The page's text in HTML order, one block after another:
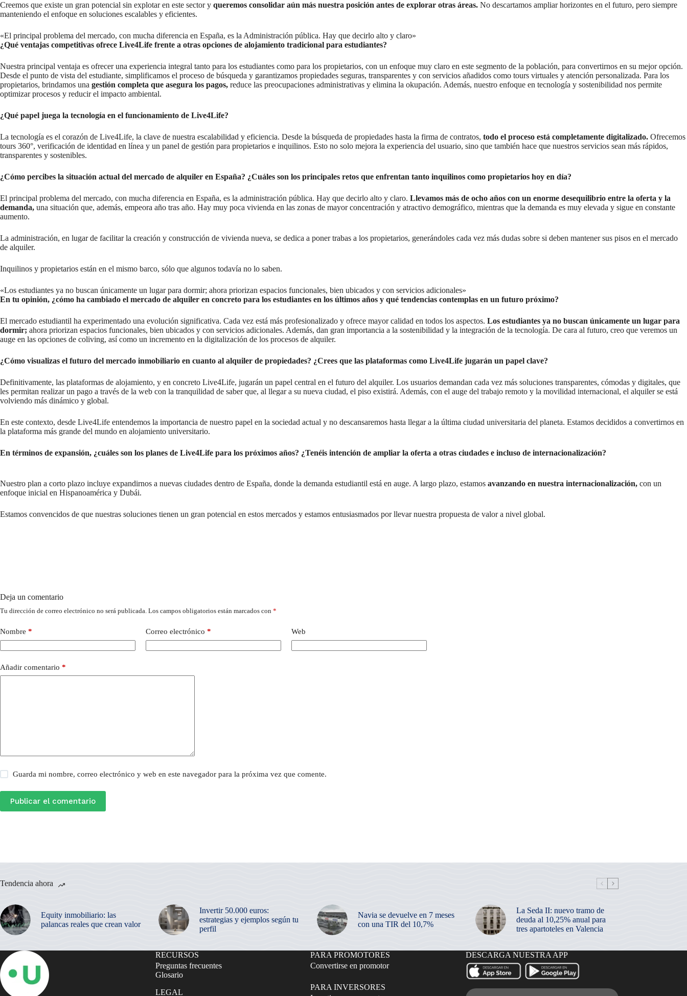
Creemos que existe un gran potencial sin explotar en este sector y queremos consolidar aún más nuestra posición antes de explorar otras áreas. No descartamos ampliar horizontes en el futuro, pero siempre
manteniendo el enfoque en soluciones escalables y eficientes.
«El principal problema del mercado, con mucha diferencia en España, es la Administración pública. Hay que decirlo alto y claro»
¿Qué ventajas competitivas ofrece Live4Life frente a otras opciones de alojamiento tradicional para estudiantes?
Nuestra principal ventaja es ofrecer una experiencia integral tanto para los estudiantes como para los propietarios, con un enfoque muy claro en este segmento de la población, para convertirnos en su mejor opción.
Desde el punto de vista del estudiante, simplificamos el proceso de búsqueda y garantizamos propiedades seguras, transparentes y con servicios añadidos como tours virtuales y atención personalizada. Para los
propietarios, brindamos una gestión completa que asegura los pagos, reduce las preocupaciones administrativas y elimina la okupación. Además, nuestro enfoque en tecnología y sostenibilidad nos permite
optimizar procesos y reducir el impacto ambiental.
¿Qué papel juega la tecnología en el funcionamiento de Live4Life?
La tecnología es el corazón de Live4Life, la clave de nuestra escalabilidad y eficiencia. Desde la búsqueda de propiedades hasta la firma de contratos, todo el proceso está completamente digitalizado. Ofrecemos
tours 360°, verificación de identidad en línea y un panel de gestión para propietarios e inquilinos. Esto no solo mejora la experiencia del usuario, sino que también hace que nuestros servicios sean más rápidos,
transparentes y sostenibles.
¿Cómo percibes la situación actual del mercado de alquiler en España? ¿Cuáles son los principales retos que enfrentan tanto inquilinos como propietarios hoy en día?
El principal problema del mercado, con mucha diferencia en España, es la administración pública. Hay que decirlo alto y claro. Llevamos más de ocho años con un enorme desequilibrio entre la oferta y la
demanda, una situación que, además, empeora año tras año. Hay muy poca vivienda en las zonas de mayor concentración y atractivo demográfico, mientras que la demanda es muy elevada y sigue en constante
aumento.
La administración, en lugar de facilitar la creación y construcción de vivienda nueva, se dedica a poner trabas a los propietarios, generándoles cada vez más dudas sobre si deben mantener sus pisos en el mercado
de alquiler.
Inquilinos y propietarios están en el mismo barco, sólo que algunos todavía no lo saben.
«Los estudiantes ya no buscan únicamente un lugar para dormir; ahora priorizan espacios funcionales, bien ubicados y con servicios adicionales»
En tu opinión, ¿cómo ha cambiado el mercado de alquiler en concreto para los estudiantes en los últimos años y qué tendencias contemplas en un futuro próximo?
El mercado estudiantil ha experimentado una evolución significativa. Cada vez está más profesionalizado y ofrece mayor calidad en todos los aspectos. Los estudiantes ya no buscan únicamente un lugar para
dormir; ahora priorizan espacios funcionales, bien ubicados y con servicios adicionales. Además, dan gran importancia a la sostenibilidad y la integración de la tecnología. De cara al futuro, creo que veremos un
auge en las opciones de coliving, así como un incremento en la digitalización de los procesos de alquiler.
¿Cómo visualizas el futuro del mercado inmobiliario en cuanto al alquiler de propiedades? ¿Crees que las plataformas como Live4Life jugarán un papel clave?
Definitivamente, las plataformas de alojamiento, y en concreto Live4Life, jugarán un papel central en el futuro del alquiler. Los usuarios demandan cada vez más soluciones transparentes, cómodas y digitales, que
les permitan realizar un pago a través de la web con la tranquilidad de saber que, al llegar a su nueva ciudad, el piso existirá. Además, con el auge del trabajo remoto y la movilidad internacional, el alquiler se está
volviendo más dinámico y global.
En este contexto, desde Live4Life entendemos la importancia de nuestro papel en la sociedad actual y no descansaremos hasta llegar a la última ciudad universitaria del planeta. Estamos decididos a convertirnos en
la plataforma más grande del mundo en alojamiento universitario.
En términos de expansión, ¿cuáles son los planes de Live4Life para los próximos años? ¿Tenéis intención de ampliar la oferta a otras ciudades e incluso de internacionalización?
Nuestro plan a corto plazo incluye expandirnos a nuevas ciudades dentro de España, donde la demanda estudiantil está en auge. A largo plazo, estamos avanzando en nuestra internacionalización, con un
enfoque inicial en Hispanoamérica y Dubái.
Estamos convencidos de que nuestras soluciones tienen un gran potencial en estos mercados y estamos entusiasmados por llevar nuestra propuesta de valor a nivel global.
Deja un comentario
Tu dirección de correo electrónico no será publicada. Los campos obligatorios están marcados con *
Nombre * Correo electrónico * Web
Añadir comentario *
Guarda mi nombre, correo electrónico y web en este navegador para la próxima vez que comente.
Publicar el comentario
Tendencia ahora
Equity inmobiliario: las
palancas reales que crean valor
Invertir 50.000 euros:
estrategias y ejemplos según tu
perfil
Navia se devuelve en 7 meses
con una TIR del 10,7%
La Seda II: nuevo tramo de
deuda al 10,25% anual para
tres apartoteles en Valencia
RECURSOS
Preguntas frecuentes
Glosario
LEGAL
PARA PROMOTORES
Convertirse en promotor
PARA INVERSORES
DESCARGA NUESTRA APP